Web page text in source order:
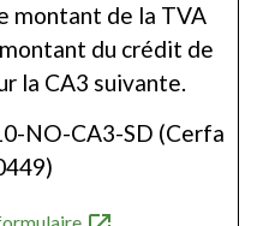
montant de la TVA
du crédit de
la CA3 suivante.
NO-CA3-SD (Cerfa